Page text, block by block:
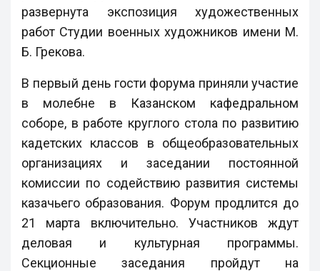
развернута экспозиция художественных
работ Студии военных художников имени М.
Б. Грекова.
В первый день гости форума приняли участие
в молебне в Казанском кафедральном
соборе, в работе круглого стола по развитию
кадетских классов в общеобразовательных
организациях и заседании постоянной
комиссии по содействию развития системы
казачьего образования. Форум продлится до
21 марта включительно. Участников ждут
деловая и культурная программы.
Секционные заседания пройдут на